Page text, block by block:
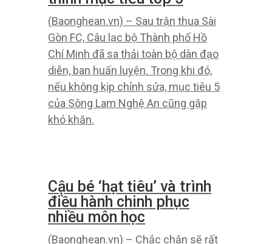
Bản tan hoang sau lũ dữ ở
Kỳ Sơn
(Baonghean.vn) – Chỉ sau một đêm,
nhà cửa, nhà cải của dân ở nhiều
làng quê ở huyện Kỳ Sơn bị lũ lụt, sụp
đổ hoặc cuốn trôi …
(Baonghean.vn) – Số 13337 ngày 2-
10-2022.